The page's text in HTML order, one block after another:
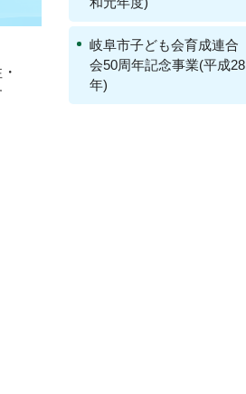
岐阜市子ども会育成連合
会50周年記念事業(平成28
年)